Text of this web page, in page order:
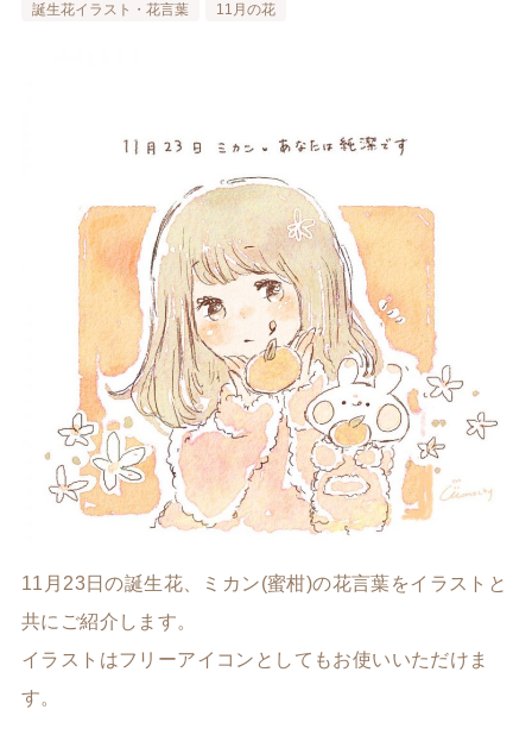
誕生花イラスト・花言葉
11月の花
11月23日の誕生花、ミカン(蜜柑)の花言葉をイラストと
共にご紹介します。
イラストはフリーアイコンとしてもお使いいただけま
す。